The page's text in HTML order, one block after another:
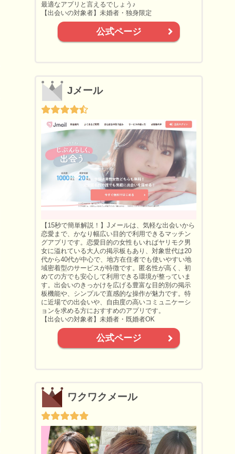
最適なアプリと言えるでしょう♪
【出会いの対象者】未婚者・独身限定
公式ページ
Jメール
【15秒で簡単解説！】Jメールは、気軽な出会いから
恋愛まで、かなり幅広い目的で利用できるマッチン
グアプリです。恋愛目的の女性もいればヤリモク男
女に溢れている大人の掲示板もあり、対象世代は20
代から40代が中心で、地方在住者でも使いやすい地
域密着型のサービスが特徴です。匿名性が高く、初
めての方でも安心して利用できる環境が整っていま
す。出会いのきっかけを広げる豊富な目的別の掲示
板機能や、シンプルで直感的な操作が魅力です。特
に近場での出会いや、自由度の高いコミュニケーシ
ョンを求める方におすすめのアプリです。
【出会いの対象者】未婚者・既婚者OK
公式ページ
ワクワクメール